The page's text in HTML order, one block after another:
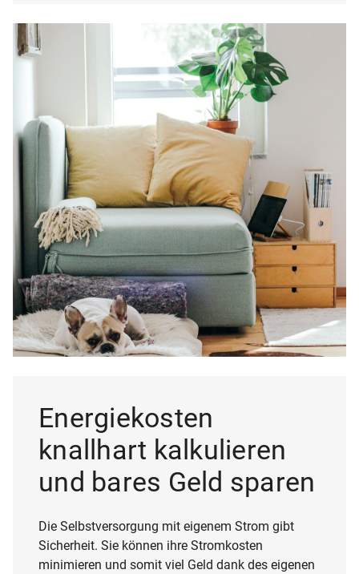
Energiekosten
knallhart kalkulieren
und bares Geld sparen
Die Selbstversorgung mit eigenem Strom gibt
Sicherheit. Sie können ihre Stromkosten
minimieren und somit viel Geld dank des eigenen